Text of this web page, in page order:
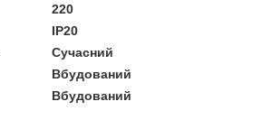
220
IP20
Сучасний
Вбудований
Вбудований